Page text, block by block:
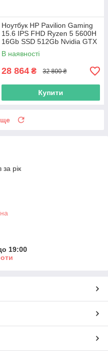
Ноутбук HP Pavilion Gaming
15.6 IPS FHD Ryzen 5 5600H
16Gb SSD 512Gb Nvidia GTX
1650 4GB
В наявності
28 864 ₴ 32 800 ₴
Купити
ще
за рік
19:00